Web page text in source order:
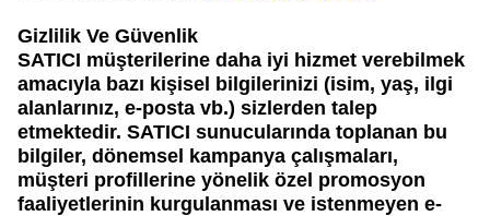
Gizlilik Ve Güvenlik
SATICI müşterilerine daha iyi hizmet verebilmek
amacıyla bazı kişisel bilgilerinizi (isim, yaş, ilgi
alanlarınız, e-posta vb.) sizlerden talep
etmektedir. SATICI sunucularında toplanan bu
bilgiler, dönemsel kampanya çalışmaları,
müşteri profillerine yönelik özel promosyon
faaliyetlerinin kurgulanması ve istenmeyen e-